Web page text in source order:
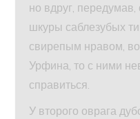
но вдруг,
шкуры саблезубых
свирепым нравом,
Урфина, то с ними
справиться.
У второго оврага